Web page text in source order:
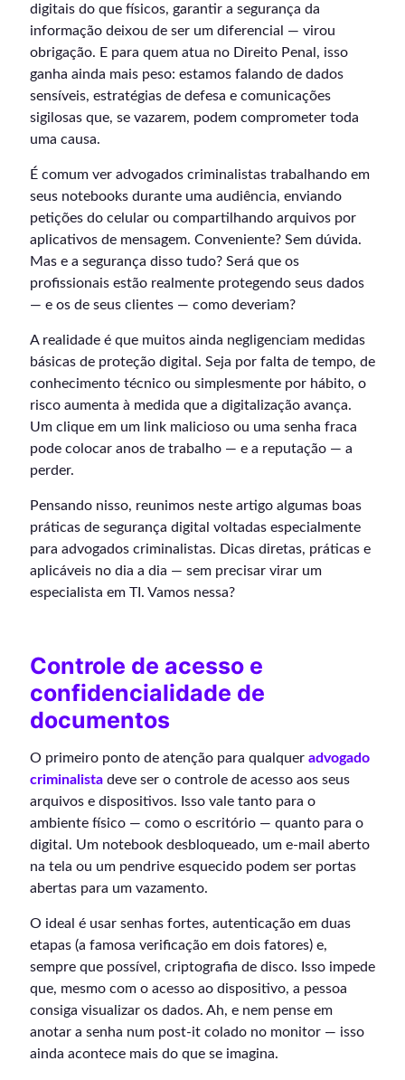
digitais do que físicos, garantir a segurança da
informação deixou de ser um diferencial — virou
obrigação. E para quem atua no Direito Penal, isso
ganha ainda mais peso: estamos falando de dados
sensíveis, estratégias de defesa e comunicações
sigilosas que, se vazarem, podem comprometer toda
uma causa.
É comum ver advogados criminalistas trabalhando em
seus notebooks durante uma audiência, enviando
petições do celular ou compartilhando arquivos por
aplicativos de mensagem. Conveniente? Sem dúvida.
Mas e a segurança disso tudo? Será que os
profissionais estão realmente protegendo seus dados
— e os de seus clientes — como deveriam?
A realidade é que muitos ainda negligenciam medidas
básicas de proteção digital. Seja por falta de tempo, de
conhecimento técnico ou simplesmente por hábito, o
risco aumenta à medida que a digitalização avança.
Um clique em um link malicioso ou uma senha fraca
pode colocar anos de trabalho — e a reputação — a
perder.
Pensando nisso, reunimos neste artigo algumas boas
práticas de segurança digital voltadas especialmente
para advogados criminalistas. Dicas diretas, práticas e
aplicáveis no dia a dia — sem precisar virar um
especialista em TI. Vamos nessa?
Controle de acesso e
confidencialidade de
documentos
O primeiro ponto de atenção para qualquer advogado
criminalista deve ser o controle de acesso aos seus
arquivos e dispositivos. Isso vale tanto para o
ambiente físico — como o escritório — quanto para o
digital. Um notebook desbloqueado, um e-mail aberto
na tela ou um pendrive esquecido podem ser portas
abertas para um vazamento.
O ideal é usar senhas fortes, autenticação em duas
etapas (a famosa verificação em dois fatores) e,
sempre que possível, criptografia de disco. Isso impede
que, mesmo com o acesso ao dispositivo, a pessoa
consiga visualizar os dados. Ah, e nem pense em
anotar a senha num post-it colado no monitor — isso
ainda acontece mais do que se imagina.